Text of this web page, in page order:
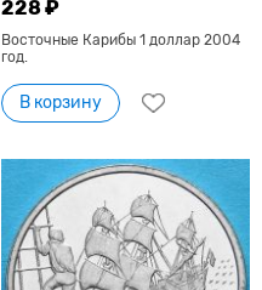
228 ₽
Восточные Карибы 1 доллар 2004
год.
В корзину